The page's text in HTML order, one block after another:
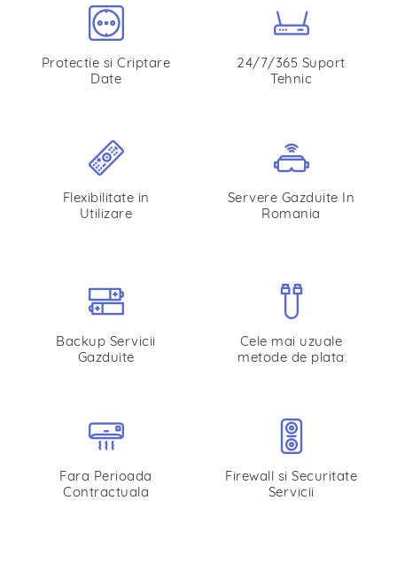
Protectie si Criptare
Date
24/7/365 Suport
Tehnic
Flexibilitate in
Utilizare
Servere Gazduite In
Romania
Backup Servicii
Gazduite
Cele mai uzuale
metode de plata
Fara Perioada
Contractuala
Firewall si Securitate
Servicii